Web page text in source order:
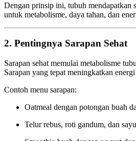
Dengan prinsip ini, tubuh mendapatkan
untuk metabolisme, daya tahan, dan
2. Pentingnya Sarapan Sehat
Sarapan sehat memulai metabolisme
Sarapan yang tepat meningkatkan
Contoh menu sarapan:
Oatmeal dengan potongan buah
Telur rebus, roti gandum, dan